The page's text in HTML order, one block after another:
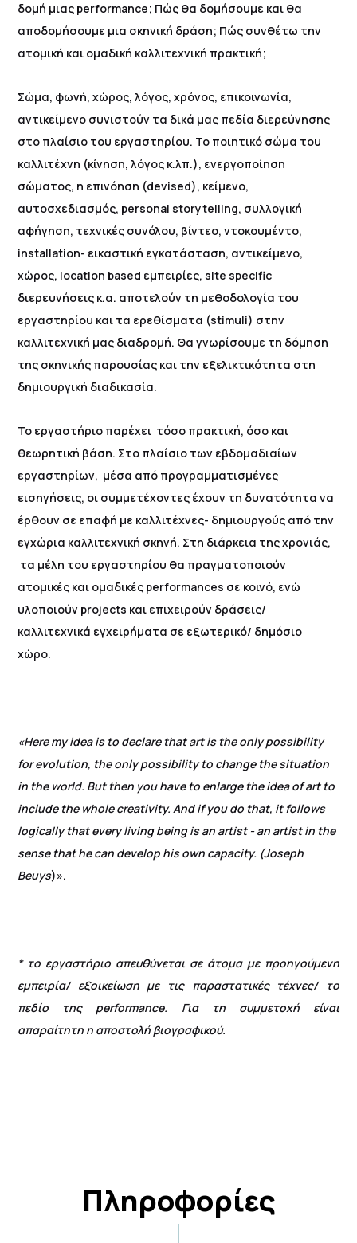
δομή μιας performance; Πώς θα δομήσουμε και θα
αποδομήσουμε μια σκηνική δράση; Πώς συνθέτω την
ατομική και ομαδική καλλιτεχνική πρακτική;
Σώμα, φωνή, χώρος, λόγος, χρόνος, επικοινωνία,
αντικείμενο συνιστούν τα δικά μας πεδία διερεύνησης
στο πλαίσιο του εργαστηρίου. Το ποιητικό σώμα του
καλλιτέχνη (κίνηση, λόγος κ.λπ.), ενεργοποίηση
σώματος, η επινόηση (devised), κείμενο,
αυτοσχεδιασμός, personal storytelling, συλλογική
αφήγηση, τεχνικές συνόλου, βίντεο, ντοκουμέντο,
installation- εικαστική εγκατάσταση, αντικείμενο,
χώρος, location based εμπειρίες, site specific
διερευνήσεις κ.α. αποτελούν τη μεθοδολογία του
εργαστηρίου και τα ερεθίσματα (stimuli) στην
καλλιτεχνική μας διαδρομή. Θα γνωρίσουμε τη δόμηση
της σκηνικής παρουσίας και την εξελικτικότητα στη
δημιουργική διαδικασία.
Το εργαστήριο παρέχει τόσο πρακτική, όσο και
θεωρητική βάση. Στο πλαίσιο των εβδομαδιαίων
εργαστηρίων, μέσα από προγραμματισμένες
εισηγήσεις, οι συμμετέχοντες έχουν τη δυνατότητα να
έρθουν σε επαφή με καλλιτέχνες- δημιουργούς από την
εγχώρια καλλιτεχνική σκηνή. Στη διάρκεια της χρονιάς,
τα μέλη του εργαστηρίου θα πραγματοποιούν
ατομικές και ομαδικές performances σε κοινό, ενώ
υλοποιούν projects και επιχειρούν δράσεις/
καλλιτεχνικά εγχειρήματα σε εξωτερικό/ δημόσιο
χώρο.
«Here my idea is to declare that art is the only possibility
for evolution, the only possibility to change the situation
in the world. But then you have to enlarge the idea of art to
include the whole creativity. And if you do that, it follows
logically that every living being is an artist - an artist in the
sense that he can develop his own capacity. (Joseph
Beuys)».
* το εργαστήριο απευθύνεται σε άτομα με προηγούμενη
εμπειρία/ εξοικείωση με τις παραστατικές τέχνες/ το
πεδίο της performance. Για τη συμμετοχή είναι
απαραίτητη η αποστολή βιογραφικού.
Πληροφορίες